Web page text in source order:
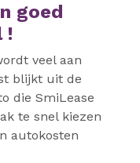
goed
!
veel aan
blijkt uit de
die SmiLease
te snel kiezen
autokosten